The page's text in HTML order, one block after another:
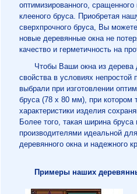
оптимизированного,
клееного бруса. Приобретая
сверхпрочного бруса, Вы
новые деревянные окна не
качество и герметичность на
Чтобы Ваши окна из дерева
свойства в условиях
выбрали при изготовлении
бруса (78 х 80 мм), при котором
характеристики изделия
Более того, такая ширина
производителями идеальной
деревянного окна и надежного
Примеры наших